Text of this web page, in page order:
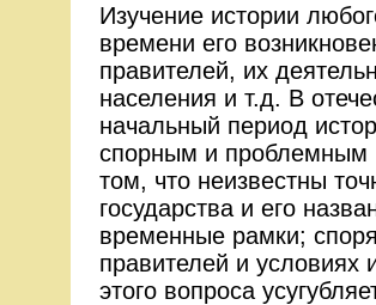
Изучение истории
времени его
правителей, их
населения и т.д. В
начальный период
спорным и проблемным
том, что неизвестны
государства и его
временные рамки;
правителей и условиях
этого вопроса